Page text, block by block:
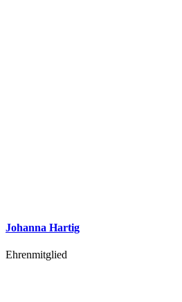
Johanna Hartig
Ehrenmitglied